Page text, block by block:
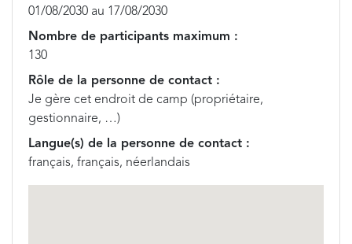
01/08/2030 au 17/08/2030
Nombre de participants maximum :
130
Rôle de la personne de contact :
Je gère cet endroit de camp (propriétaire,
gestionnaire, …)
Langue(s) de la personne de contact :
français, français, néerlandais